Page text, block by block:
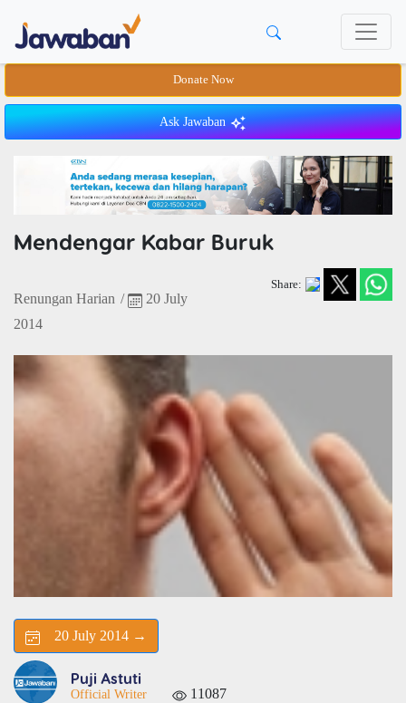
Donate Now
Ask Jawaban
Mendengar Kabar Buruk
Renungan Harian /
20 July
2014
Share:
20 July 2014 →
Puji Astuti
Official Writer 11087